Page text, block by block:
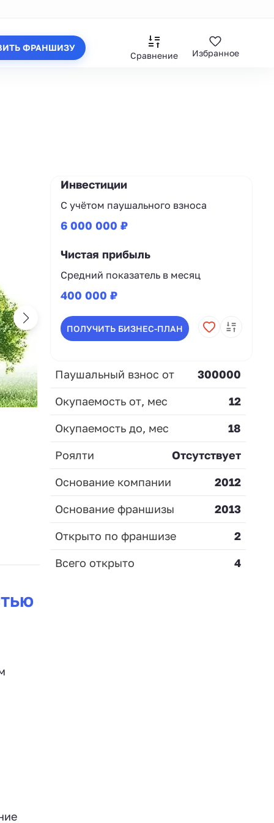
ФРАНШИЗУ
Сравнение Избранное
Инвестиции
С учётом паушального взноса
6 000 000 ₽
Чистая прибыль
Средний показатель в месяц
400 000 ₽
ПОЛУЧИТЬ БИЗНЕС-ПЛАН
Паушальный взнос от
300000
Окупаемость от, мес
12
Окупаемость до, мес
18
Роялти
Отсутствует
Основание компании
2012
Основание франшизы
2013
Открыто по франшизе
2
Всего открыто
4